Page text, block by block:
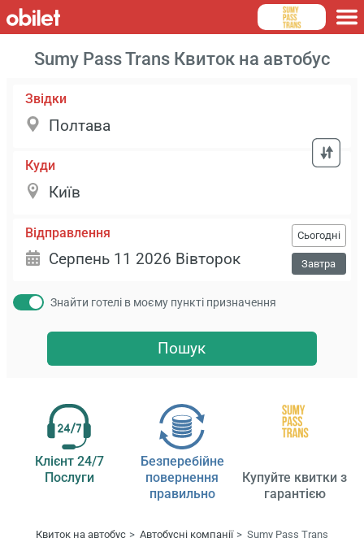
Sumy Pass Trans Квиток на автобус
Звідки
Куди
Відправлення Сьогодні
Завтра
Знайти готелі в моєму пункті призначення
Пошук
Клієнт 24/7
Послуги
Безперебійне
повернення
правильно
Купуйте квитки з
гарантією
Квиток на автобус Автобусні компанії Sumy Pass Trans